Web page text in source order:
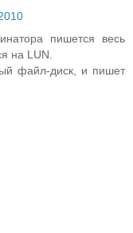
пишется весь
на LUN.
файл-диск, и пишет